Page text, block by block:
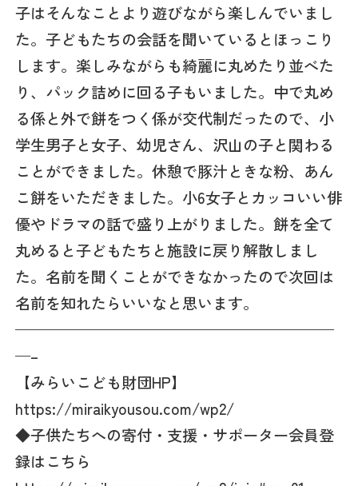
子はそんなことより遊びながら楽しんでいまし
た。子どもたちの会話を聞いているとほっこり
します。楽しみながらも綺麗に丸めたり並べた
り、パック詰めに回る子もいました。中で丸め
る係と外で餅をつく係が交代制だったので、小
学生男子と女子、幼児さん、沢山の子と関わる
ことができました。休憩で豚汁ときな粉、あん
こ餅をいただきました。小6女子とカッコいい俳
優やドラマの話で盛り上がりました。餅を全て
丸めると子どもたちと施設に戻り解散しまし
た。名前を聞くことができなかったので次回は
名前を知れたらいいなと思います。
—————————————————————
—–
【みらいこども財団HP】
https://miraikyousou.com/wp2/
◆子供たちへの寄付・支援・サポーター会員登
録はこちら